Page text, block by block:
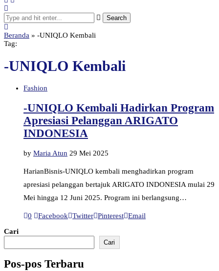
Beranda » -UNIQLO Kembali
Tag:
-UNIQLO Kembali
Fashion
-UNIQLO Kembali Hadirkan Program
Apresiasi Pelanggan ARIGATO
INDONESIA
by Maria Atun 29 Mei 2025
HarianBisnis-UNIQLO kembali menghadirkan program
apresiasi pelanggan bertajuk ARIGATO INDONESIA mulai 29
Mei hingga 12 Juni 2025. Program ini berlangsung…
0 Facebook Twitter Pinterest Email
Cari
Cari
Pos-pos Terbaru